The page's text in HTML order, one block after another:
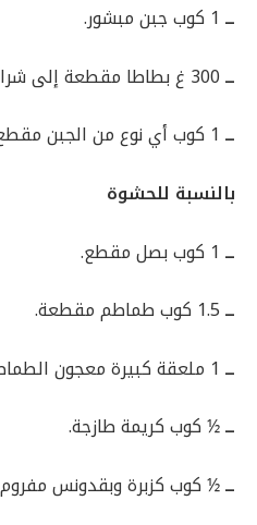
ــ
ــ
ــ
بالنسبة للحشوة
ــ 1 كوب بصل مقطع.
ــ
ــ
ــ½ كوب كريمة طازجة.
ــ½ كوب كزبرة وبقدونس